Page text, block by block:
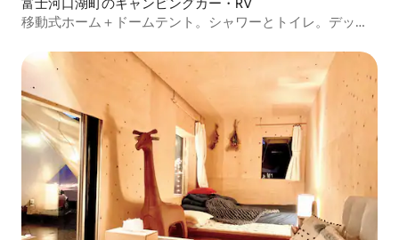
移動式ホーム＋ドームテント。シャワーとトイレ。デッキ